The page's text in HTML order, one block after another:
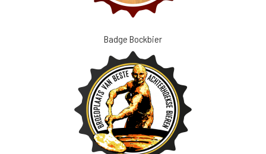
Badge Bockbier